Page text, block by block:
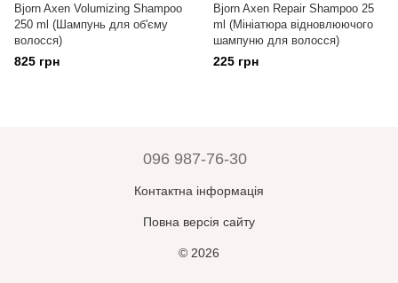
Bjorn Axen Volumizing Shampoo
250 ml (Шампунь для об'єму
волосся)
825 грн
Bjorn Axen Repair Shampoo 25
ml (Мініатюра відновлюючого
шампуню для волосся)
225 грн
096 987-76-30
Контактна інформація
Повна версія сайту
© 2026